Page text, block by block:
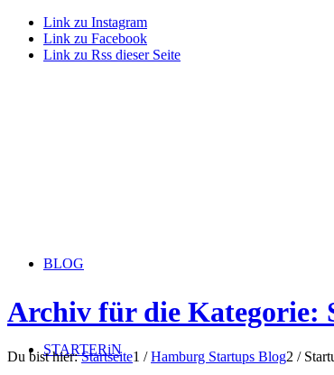
Link zu Instagram
Link zu Facebook
Link zu Rss dieser Seite
BLOG
STARTERiN
Archiv für die Kategorie:
Du bist hier: Startseite1 / Hamburg Startups Blog2 /